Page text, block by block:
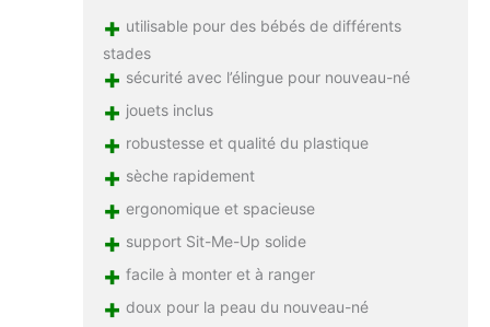
+ utilisable pour des bébés de différents
stades
+ sécurité avec l’élingue pour nouveau-né
+ jouets inclus
+ robustesse et qualité du plastique
+ sèche rapidement
+ ergonomique et spacieuse
+ support Sit-Me-Up solide
+ facile à monter et à ranger
+ doux pour la peau du nouveau-né